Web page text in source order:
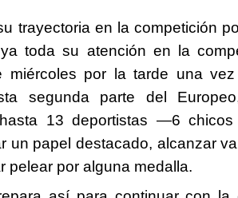
trayectoria en la competición
toda su atención en la
miércoles por la tarde una
segunda parte del
hasta 13 deportistas —6
un papel destacado, alcanzar
pelear por alguna medalla.